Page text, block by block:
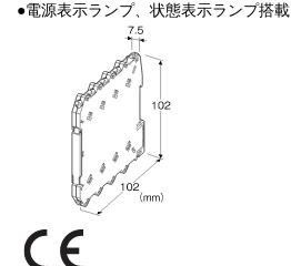
●電源表示ランプ、状態表示ランプ搭載